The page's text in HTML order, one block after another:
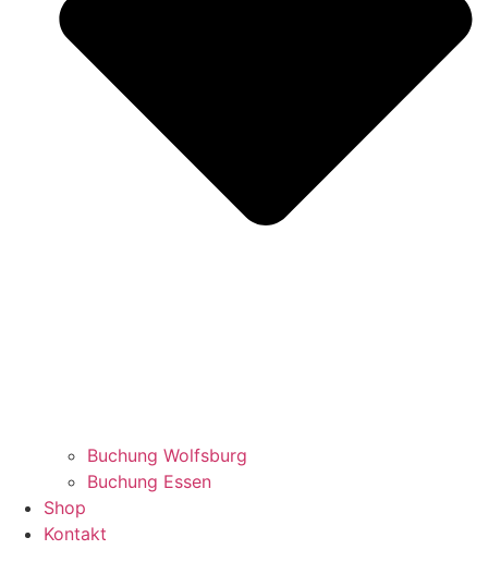
Buchung Wolfsburg
Buchung Essen
Shop
Kontakt